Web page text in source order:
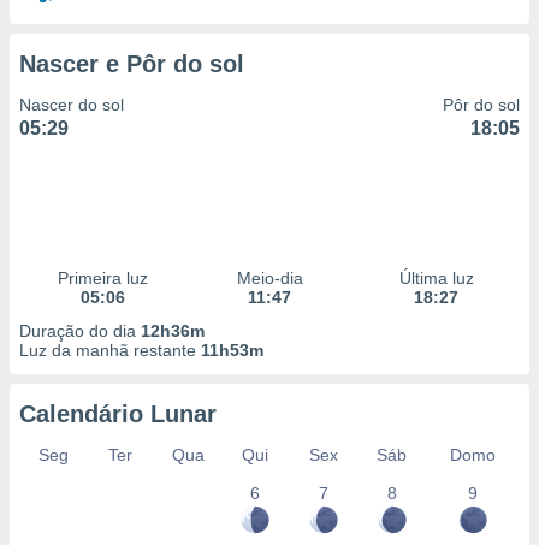
Nascer e Pôr do sol
Nascer do sol
05:29
Pôr do sol
18:05
Primeira luz
05:06
Meio-dia
11:47
Última luz
18:27
Duração do dia 12h36m
Luz da manhã restante 11h53m
Calendário Lunar
Seg Ter Qua Qui Sex Sáb
Domo
6
7 8 9